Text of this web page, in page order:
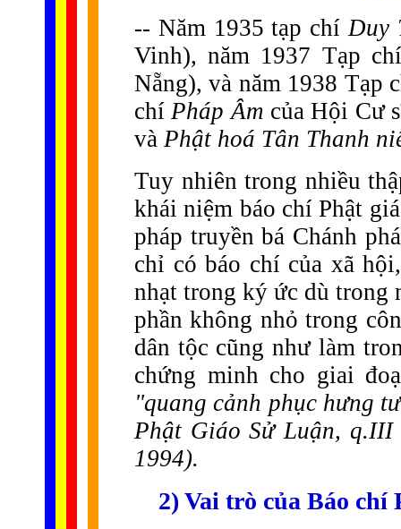
-- Năm 1935 tạp chíDuy
Vinh), năm 1937 Tạp
Nẵng), và năm 1938 Tạp
chíPháp Âm của Hội Cư
và Phật hoá Tân Thanh
Tuy nhiên trong nhiều
khái niệm báo chí Phật
pháp truyền bá Chánh
chỉ có báo chí của xã
nhạt trong ký ức dù trong
phần không nhỏ trong
dân tộc cũng như làm
chứng minh cho giai
"quang cảnh phục hưng
Phật Giáo Sử Luận, q.III
1994).
2) Vai trò của Báo chí